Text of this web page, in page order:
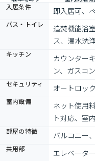
入居条件 即入居可、
バス・トイレ
追焚機能浴
ス、温水洗
キッチン
カウンター
ン、ガスコ
セキュリティ オートロッ
室内設備
ネット使用
ト対応、室
部屋の特徴 バルコニー
共用部 エレベータ